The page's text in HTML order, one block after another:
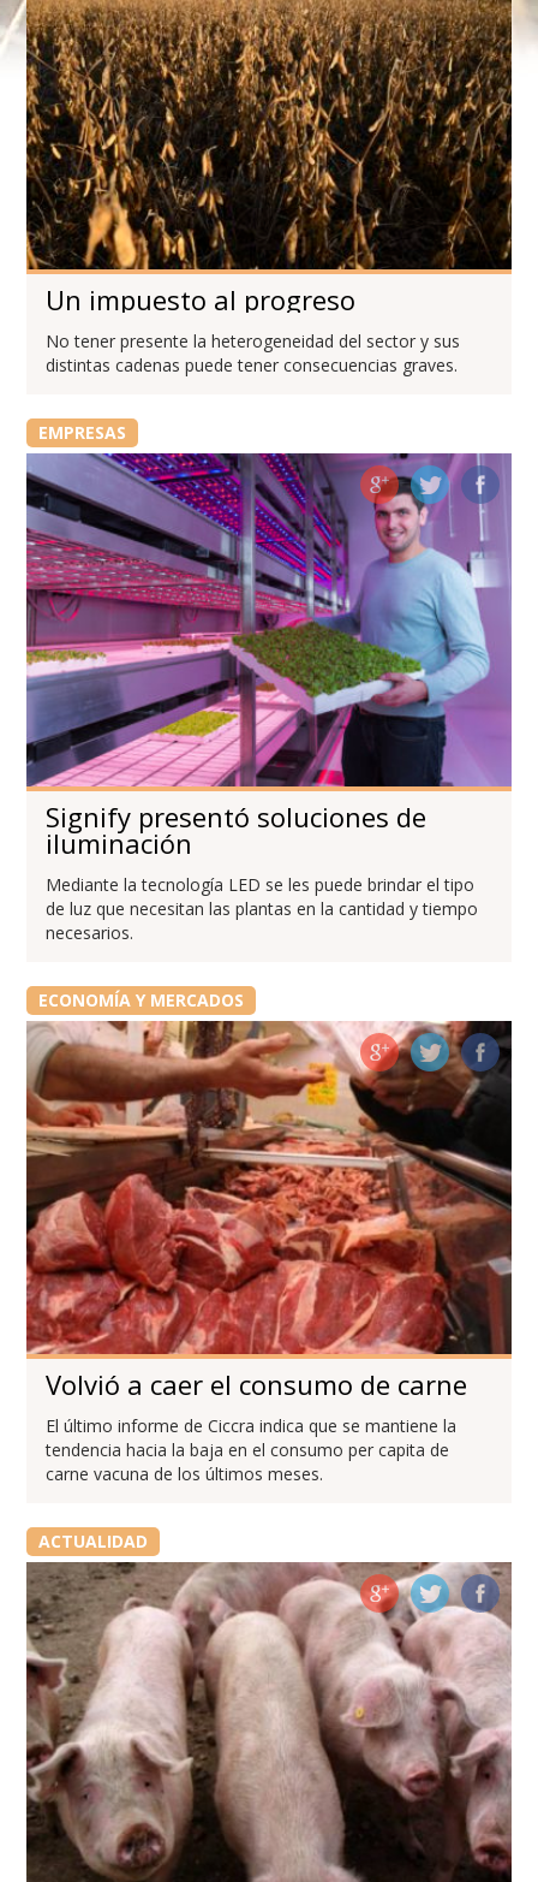
Un impuesto al progreso
No tener presente la heterogeneidad del sector y sus
distintas cadenas puede tener consecuencias graves.
EMPRESAS
Signify presentó soluciones de
iluminación
Mediante la tecnología LED se les puede brindar el tipo
de luz que necesitan las plantas en la cantidad y tiempo
necesarios.
ECONOMÍA Y MERCADOS
Volvió a caer el consumo de carne
El último informe de Ciccra indica que se mantiene la
tendencia hacia la baja en el consumo per capita de
carne vacuna de los últimos meses.
ACTUALIDAD